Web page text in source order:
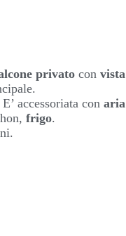
privato con vista
accessoriata con aria
frigo.